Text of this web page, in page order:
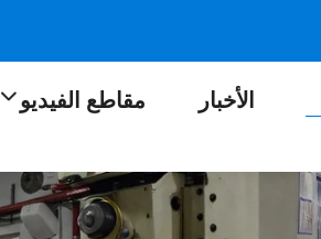
الأخبار
مقاطع الفيديو